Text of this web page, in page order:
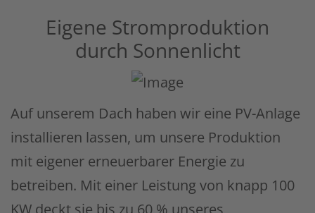
Eigene Stromproduktion
durch Sonnenlicht
Auf unserem Dach haben wir eine PV-Anlage
installieren lassen, um unsere Produktion
mit eigener erneuerbarer Energie zu
betreiben. Mit einer Leistung von knapp 100
KW deckt sie bis zu 60 % unseres